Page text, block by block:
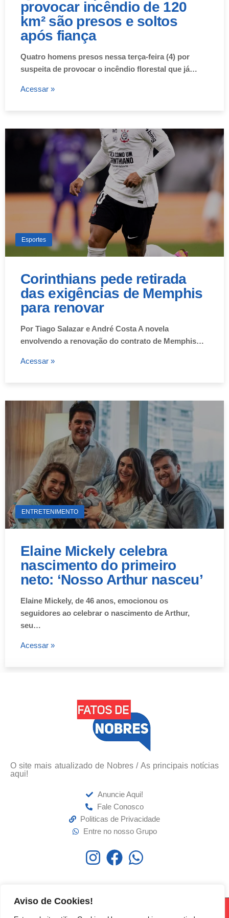
Aviso de Cookies!
provocar incêndio de 120
km² são presos e soltos
após fiança
Quatro homens presos nessa terça-feira (4) por
suspeita de provocar o incêndio florestal que já…
Acessar »
Esportes
Corinthians pede retirada
das exigências de Memphis
para renovar
Por Tiago Salazar e André Costa A novela
envolvendo a renovação do contrato de Memphis…
Acessar »
ENTRETENIMENTO
Elaine Mickely celebra
nascimento do primeiro
neto: ‘Nosso Arthur nasceu’
Elaine Mickely, de 46 anos, emocionou os
seguidores ao celebrar o nascimento de Arthur,
seu…
Acessar »
O site mais atualizado de Nobres / As principais notícias
aqui!
Anuncie Aqui!
Fale Conosco
Politicas de Privacidade
Entre no nosso Grupo